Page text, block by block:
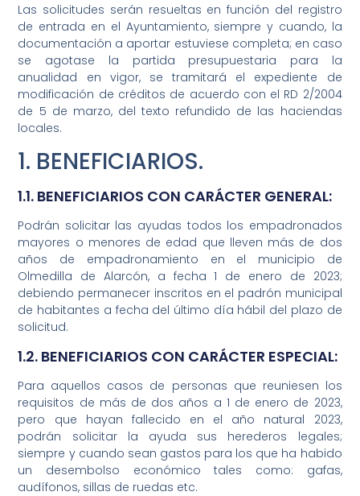
Las solicitudes serán resueltas en función del registro
de entrada en el Ayuntamiento, siempre y cuando, la
documentación a aportar estuviese completa; en caso
se agotase la partida presupuestaria para la
anualidad en vigor, se tramitará el expediente de
modificación de créditos de acuerdo con el RD 2/2004
de 5 de marzo, del texto refundido de las haciendas
locales.
1. BENEFICIARIOS.
1.1. BENEFICIARIOS CON CARÁCTER GENERAL:
Podrán solicitar las ayudas todos los empadronados
mayores o menores de edad que lleven más de dos
años de empadronamiento en el municipio de
Olmedilla de Alarcón, a fecha 1 de enero de 2023;
debiendo permanecer inscritos en el padrón municipal
de habitantes a fecha del último día hábil del plazo de
solicitud.
1.2. BENEFICIARIOS CON CARÁCTER ESPECIAL:
Para aquellos casos de personas que reuniesen los
requisitos de más de dos años a 1 de enero de 2023,
pero que hayan fallecido en el año natural 2023,
podrán solicitar la ayuda sus herederos legales;
siempre y cuando sean gastos para los que ha habido
un desembolso económico tales como: gafas,
audífonos, sillas de ruedas etc.